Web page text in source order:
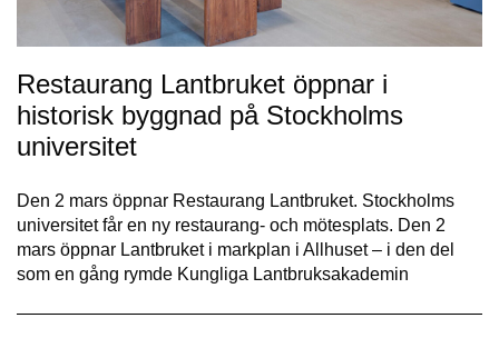
Restaurang Lantbruket öppnar i
historisk byggnad på Stockholms
universitet
Den 2 mars öppnar Restaurang Lantbruket. Stockholms
universitet får en ny restaurang- och mötesplats. Den 2
mars öppnar Lantbruket i markplan i Allhuset – i den del
som en gång rymde Kungliga Lantbruksakademin